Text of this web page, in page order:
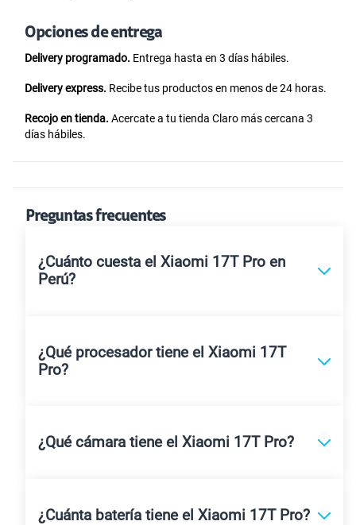
Opciones de entrega
Delivery programado. Entrega hasta en 3 días hábiles.
Delivery express. Recibe tus productos en menos de 24 horas.
Recojo en tienda. Acercate a tu tienda Claro más cercana 3
días hábiles.
Preguntas frecuentes
¿Cuánto cuesta el Xiaomi 17T Pro en
Perú?
¿Qué procesador tiene el Xiaomi 17T
Pro?
¿Qué cámara tiene el Xiaomi 17T Pro?
¿Cuánta batería tiene el Xiaomi 17T Pro?